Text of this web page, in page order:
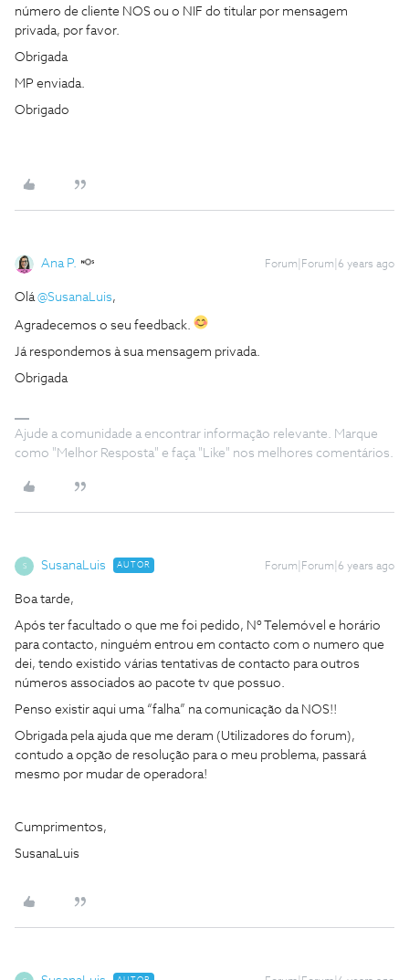
número de cliente NOS ou o NIF do titular por mensagem
privada, por favor.
Obrigada
MP enviada.
Obrigado
Ana P. Forum|Forum|6 years ago
Olá@SusanaLuis,
Agradecemos o seu feedback.
Já respondemos à sua mensagem privada.
Obrigada
Ajude a comunidade a encontrar informação relevante. Marque
como "Melhor Resposta" e faça "Like" nos melhores comentários.
S SusanaLuis AUTOR Forum|Forum|6 years ago
Boa tarde,
Após ter facultado o que me foi pedido, Nº Telemóvel e horário
para contacto, ninguém entrou em contacto com o numero que
dei, tendo existido várias tentativas de contacto para outros
números associados ao pacote tv que possuo.
Penso existir aqui uma “falha” na comunicação da NOS!!
Obrigada pela ajuda que me deram (Utilizadores do forum),
contudo a opção de resolução para o meu problema, passará
mesmo por mudar de operadora!
Cumprimentos,
SusanaLuis